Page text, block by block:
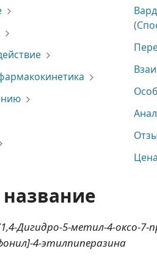
Дигидро-5-метил-4-оксо-
4-этилпиперазина